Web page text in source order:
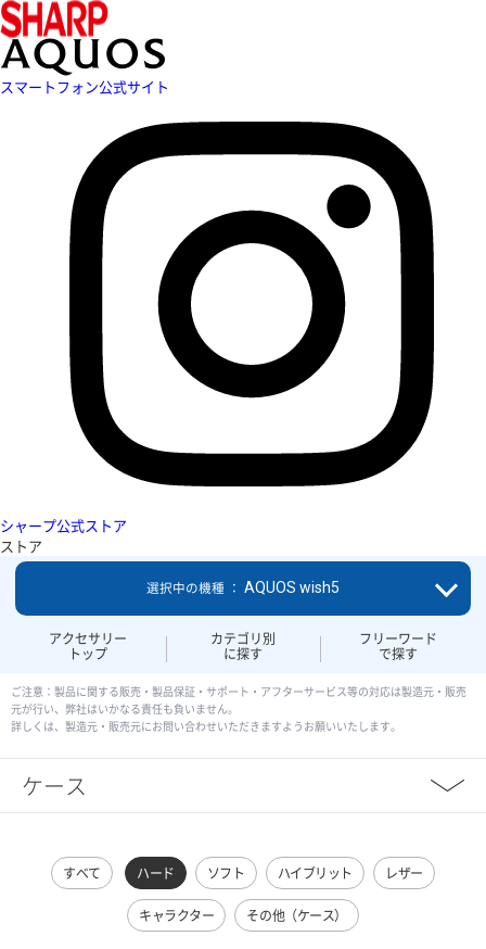
スマートフォン公式サイト
シャープ公式ストア
ストア
アクセサリー
トップ
カテゴリ別
に探す
フリーワード
で探す
選択中の機種 ： AQUOS wish5
ご注意：製品に関する販売・製品保証・サポート・アフターサービス等の対応は製造元・販売
元が行い、弊社はいかなる責任も負いません。
詳しくは、製造元・販売元にお問い合わせいただきますようお願いいたします。
ケース
すべて ハード ソフト ハイブリット レザー
キャラクター その他（ケース）